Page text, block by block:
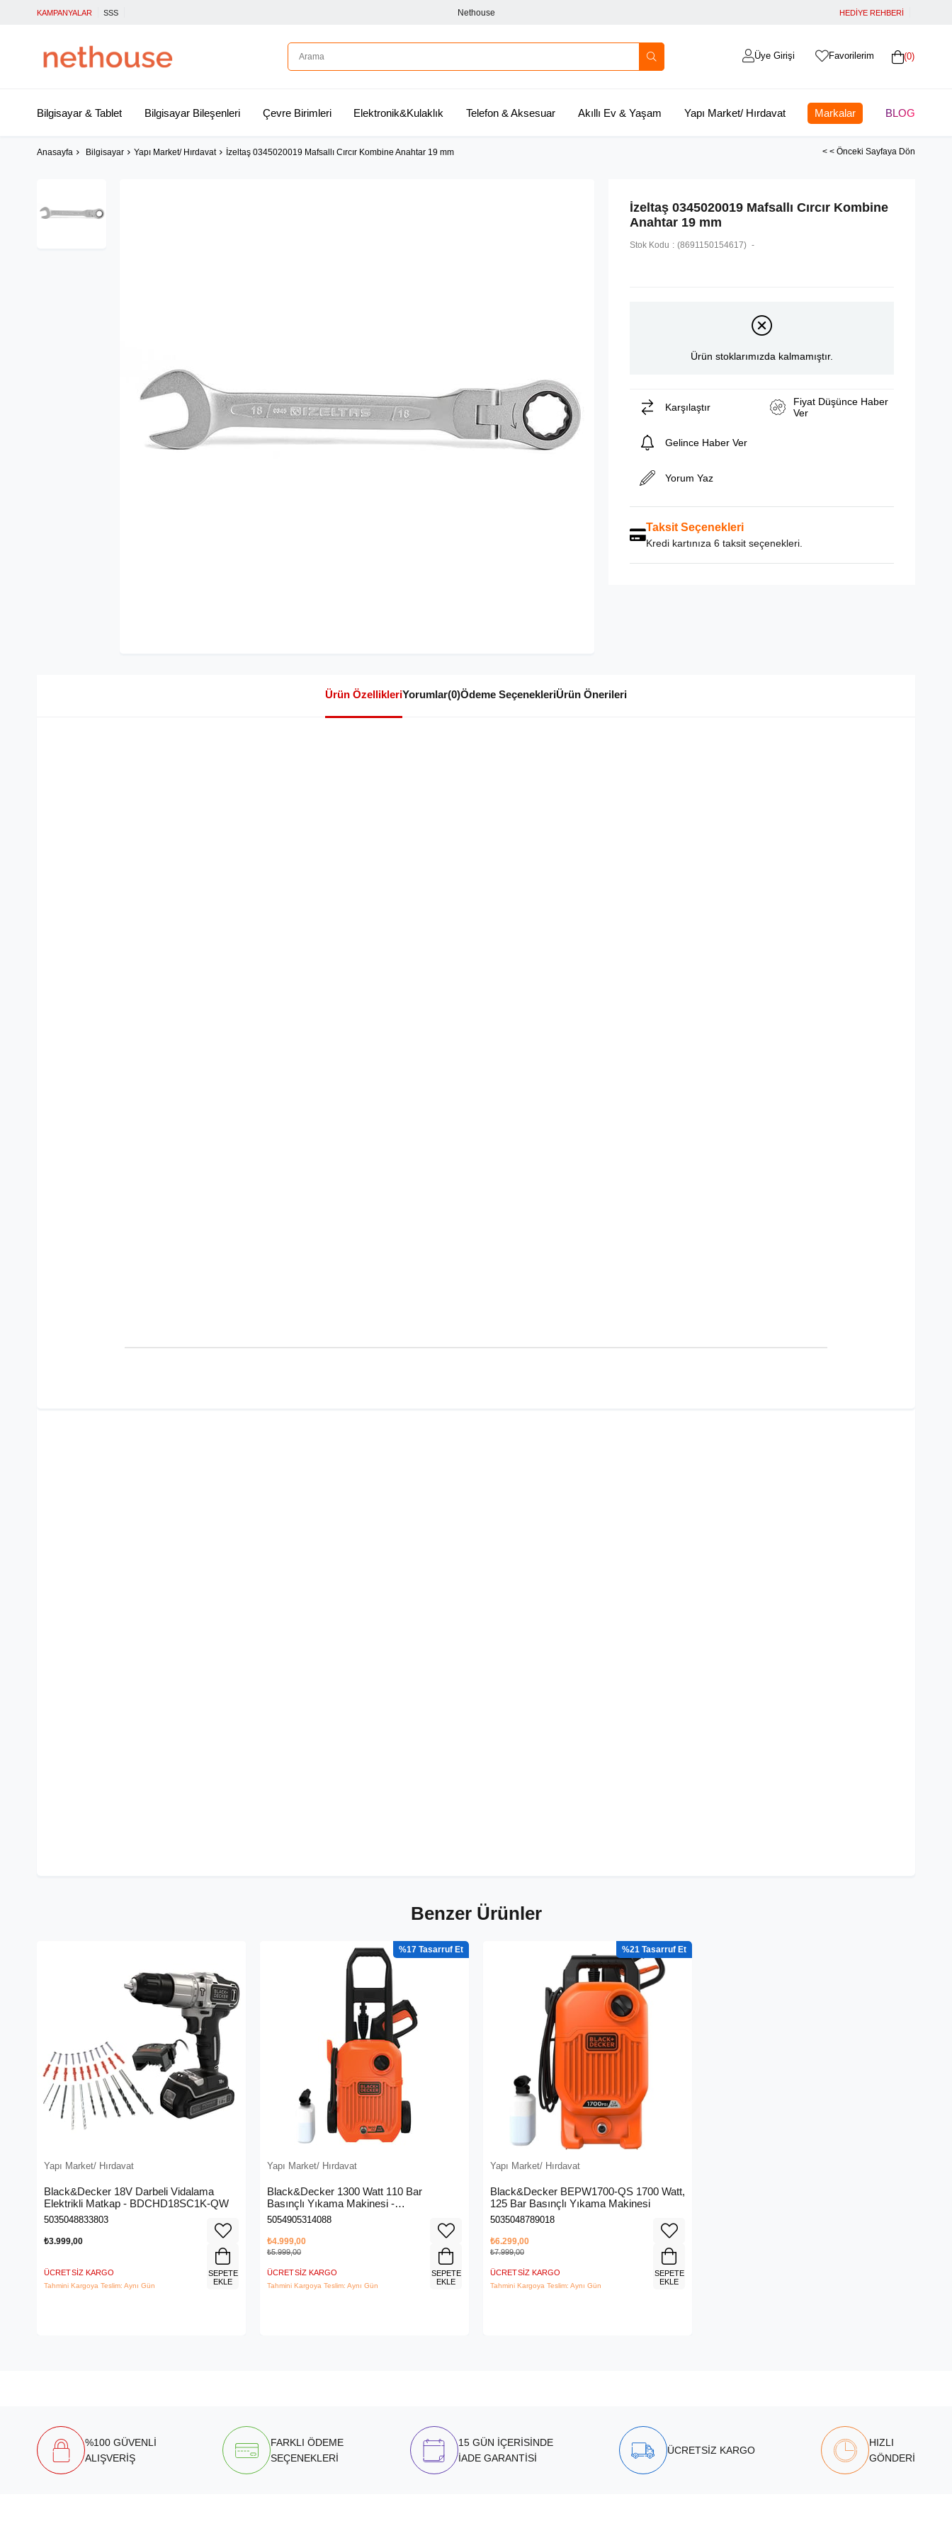
KAMPANYALAR SSS Nethouse HEDİYE REHBERİ
0
Favorilerim
Üye Girişi
Bilgisayar & Tablet Bilgisayar Bileşenleri Çevre Birimleri Elektronik&Kulaklık Telefon & Aksesuar Akıllı Ev & Yaşam Yapı Market/ Hırdavat Markalar BLOG
Anasayfa Bilgisayar Yapı Market/ Hırdavat İzeltaş 0345020019 Mafsallı Cırcır Kombine Anahtar 19 mm < < Önceki Sayfaya Dön
İzeltaş 0345020019 Mafsallı Cırcır Kombine
Anahtar 19 mm
Stok Kodu (8691150154617)
Ürün stoklarımızda kalmamıştır.
Karşılaştır
Fiyat Düşünce Haber
Ver
Gelince Haber Ver
Yorum Yaz
Taksit Seçenekleri
Kredi kartınıza 6 taksit seçenekleri.
Ürün ÖzellikleriYorumlar(0)Ödeme SeçenekleriÜrün Önerileri
Benzer Ürünler
Yapı Market/ Hırdavat
Black&Decker 18V Darbeli Vidalama
Elektrikli Matkap - BDCHD18SC1K-QW
5035048833803
₺3.999,00
ÜCRETSIZ KARGO
Tahmini Kargoya Teslim: Aynı Gün
SEPETE
EKLE
Yapı Market/ Hırdavat
Black&Decker 1300 Watt 110 Bar
Basınçlı Yıkama Makinesi -
(BEPW1300L-QS)
5054905314088
₺4.999,00
₺5.999,00
ÜCRETSIZ KARGO
Tahmini Kargoya Teslim: Aynı Gün
%17
SEPETE
EKLE
Yapı Market/ Hırdavat
Black&Decker BEPW1700-QS 1700 Watt,
125 Bar Basınçlı Yıkama Makinesi
5035048789018
₺6.299,00
₺7.999,00
ÜCRETSIZ KARGO
Tahmini Kargoya Teslim: Aynı Gün
%21
SEPETE
EKLE
%100 GÜVENLİ
ALIŞVERİŞ
FARKLI ÖDEME
SEÇENEKLERİ
15 GÜN İÇERİSİNDE
İADE GARANTİSİ
ÜCRETSİZ KARGO
HIZLI
GÖNDERİ